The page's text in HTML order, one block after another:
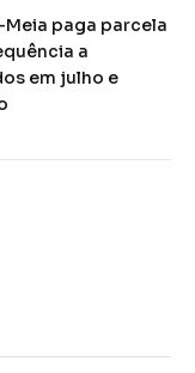
Meia paga parcela
a
em julho e